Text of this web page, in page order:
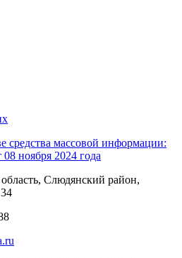
средства массовой информации:
ноября 2024 года
Слюдянский район,